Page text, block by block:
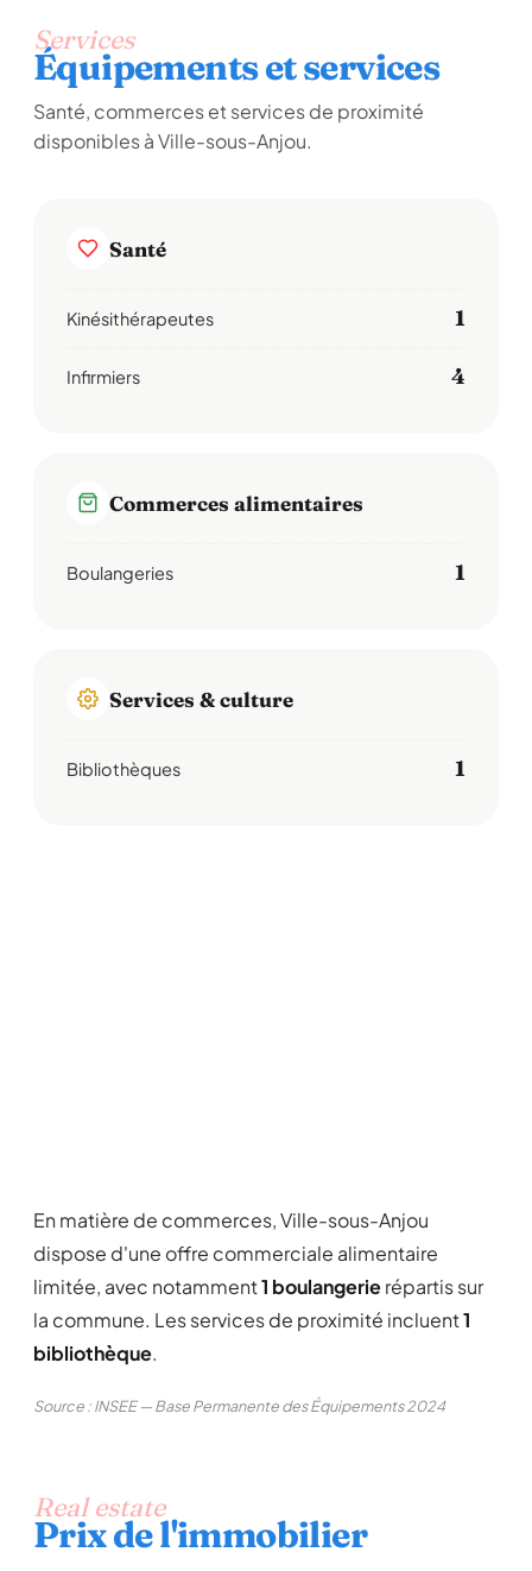
Services
Équipements et services
Santé, commerces et services de proximité
disponibles à Ville-sous-Anjou.
Santé
Kinésithérapeutes 1
Infirmiers 4
Commerces alimentaires
Boulangeries 1
Services & culture
Bibliothèques 1
En matière de commerces, Ville-sous-Anjou
dispose d'une offre commerciale alimentaire
limitée, avec notamment1 boulangerierépartis sur
la commune. Les services de proximité incluent1
bibliothèque.
Source : INSEE — Base Permanente des Équipements 2024
Real estate
Prix de l'immobilier